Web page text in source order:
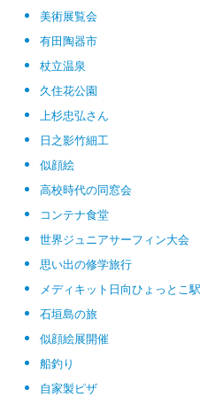
美術展覧会
有田陶器市
杖立温泉
久住花公園
上杉忠弘さん
日之影竹細工
似顔絵
高校時代の同窓会
コンテナ食堂
世界ジュニアサーフィン大会
思い出の修学旅行
メディキット日向ひょっとこ
石垣島の旅
似顔絵展開催
船釣り
自家製ピザ